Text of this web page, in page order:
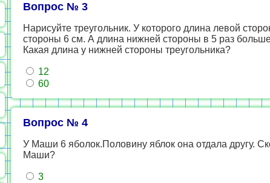
Вопрос № 3
Нарисуйте треугольник. У которого длина левой
стороны 6 см. А длина нижней стороны в 5 раз
Какая длина у нижней стороны треугольника?
12
60
Вопрос № 4
У Маши 6 яболок.Половину яблок она отдала другу.
Маши?
3